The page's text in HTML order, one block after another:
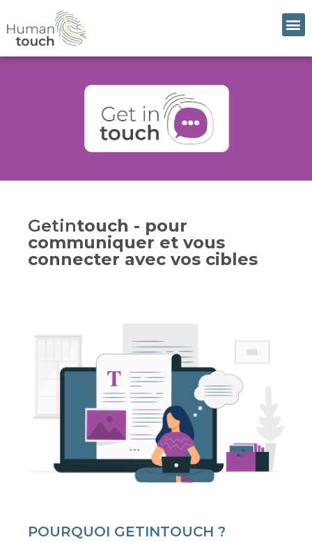
Getintouch - pour
communiquer et vous
connecter avec vos cibles
POURQUOI GETINTOUCH ?